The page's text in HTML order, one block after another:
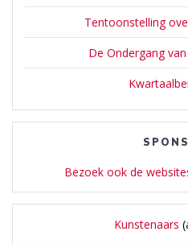
Tentoonstelling
De Ondergang
Bezoek ook de
Kunstenaars